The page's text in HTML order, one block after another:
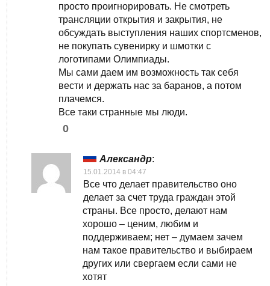
просто проигнорировать. Не смотреть
трансляции открытия и закрытия, не
обсуждать выступления наших спортсменов,
не покупать сувенирку и шмотки с
логотипами Олимпиады.
Мы сами даем им возможность так себя
вести и держать нас за баранов, а потом
плачемся.
Все таки странные мы люди.
0
Александр:
15.01.2014 в 04:47
Все что делает правительство оно
делает за счет труда граждан этой
страны. Все просто, делают нам
хорошо – ценим, любим и
поддерживаем; нет – думаем зачем
нам такое правительство и выбираем
других или свергаем если сами не
хотят